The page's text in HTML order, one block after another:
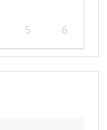
5 6